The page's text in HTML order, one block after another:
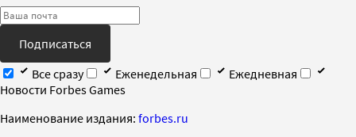
Подписаться
Все сразу
Еженедельная
Ежедневная
Новости Forbes Games
Наименование издания: forbes.ru